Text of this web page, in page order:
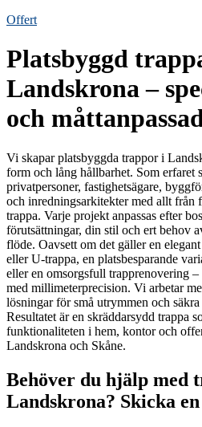
Offert
Platsbyggd
Landskrona –
och
Vi skapar platsbyggda trappor i
form och lång hållbarhet. Som erfaret
privatpersoner, fastighetsägare,
och inredningsarkitekter med allt från
trappa. Varje projekt anpassas efter
förutsättningar, din stil och ert behov
flöde. Oavsett om det gäller en
eller U-trappa, en platsbesparande
eller en omsorgsfull trapprenovering
med millimeterprecision. Vi arbetar
lösningar för små utrymmen och
Resultatet är en skräddarsydd trappa
funktionaliteten i hem, kontor och
Landskrona och Skåne.
Behöver du hjälp med
Landskrona? Skicka